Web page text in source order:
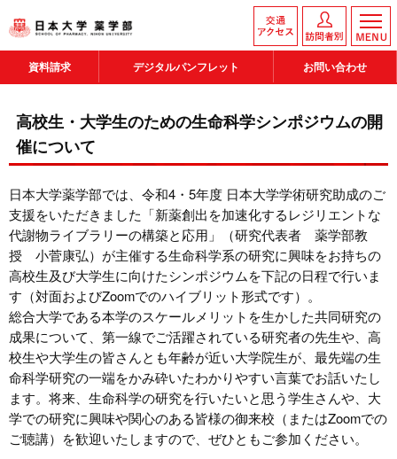
資料請求 デジタルパンフレット お問い合わせ
高校生・大学生のための生命科学シンポジウムの開
催について
日本大学薬学部では、令和4・5年度 日本大学学術研究助成のご
支援をいただきました「新薬創出を加速化するレジリエントな
代謝物ライブラリーの構築と応用」（研究代表者 薬学部教
授 小菅康弘）が主催する生命科学系の研究に興味をお持ちの
高校生及び大学生に向けたシンポジウムを下記の日程で行いま
す（対面およびZoomでのハイブリット形式です）。
総合大学である本学のスケールメリットを生かした共同研究の
成果について、第一線でご活躍されている研究者の先生や、高
校生や大学生の皆さんとも年齢が近い大学院生が、最先端の生
命科学研究の一端をかみ砕いたわかりやすい言葉でお話いたし
ます。将来、生命科学の研究を行いたいと思う学生さんや、大
学での研究に興味や関心のある皆様の御来校（またはZoomでの
ご聴講）を歓迎いたしますので、ぜひともご参加ください。